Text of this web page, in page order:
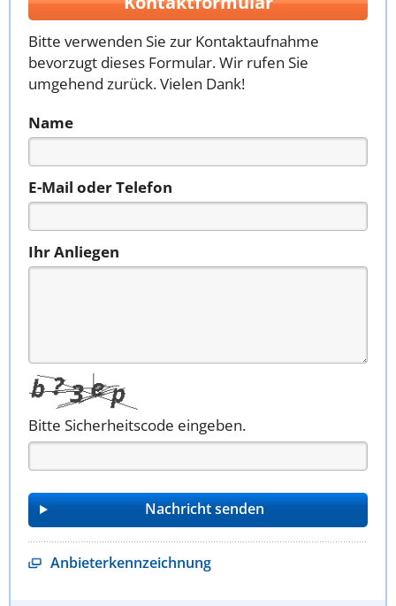
Bitte verwenden Sie zur Kontaktaufnahme
bevorzugt dieses Formular. Wir rufen Sie
umgehend zurück. Vielen Dank!
Name
E-Mail oder Telefon
Ihr Anliegen
Bitte Sicherheitscode eingeben.
Anbieterkennzeichnung